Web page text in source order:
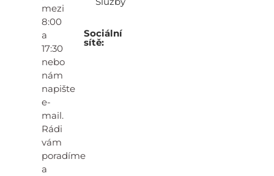
mezi
8:00
a
17:30
nebo
nám
napište
e-
mail.
Rádi
vám
poradíme
a
Sociální
sítě: